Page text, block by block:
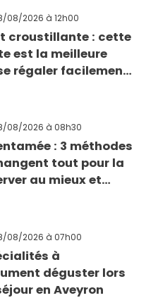
08/2026 à 12h00
croustillante : cette
est la meilleure
régaler facilement
08/2026 à 08h30
: 3 méthodes
tout pour la
au mieux et
08/2026 à 07h00
à
déguster lors
en Aveyron